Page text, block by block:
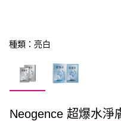
種類：亮白
Neogence 超爆水淨